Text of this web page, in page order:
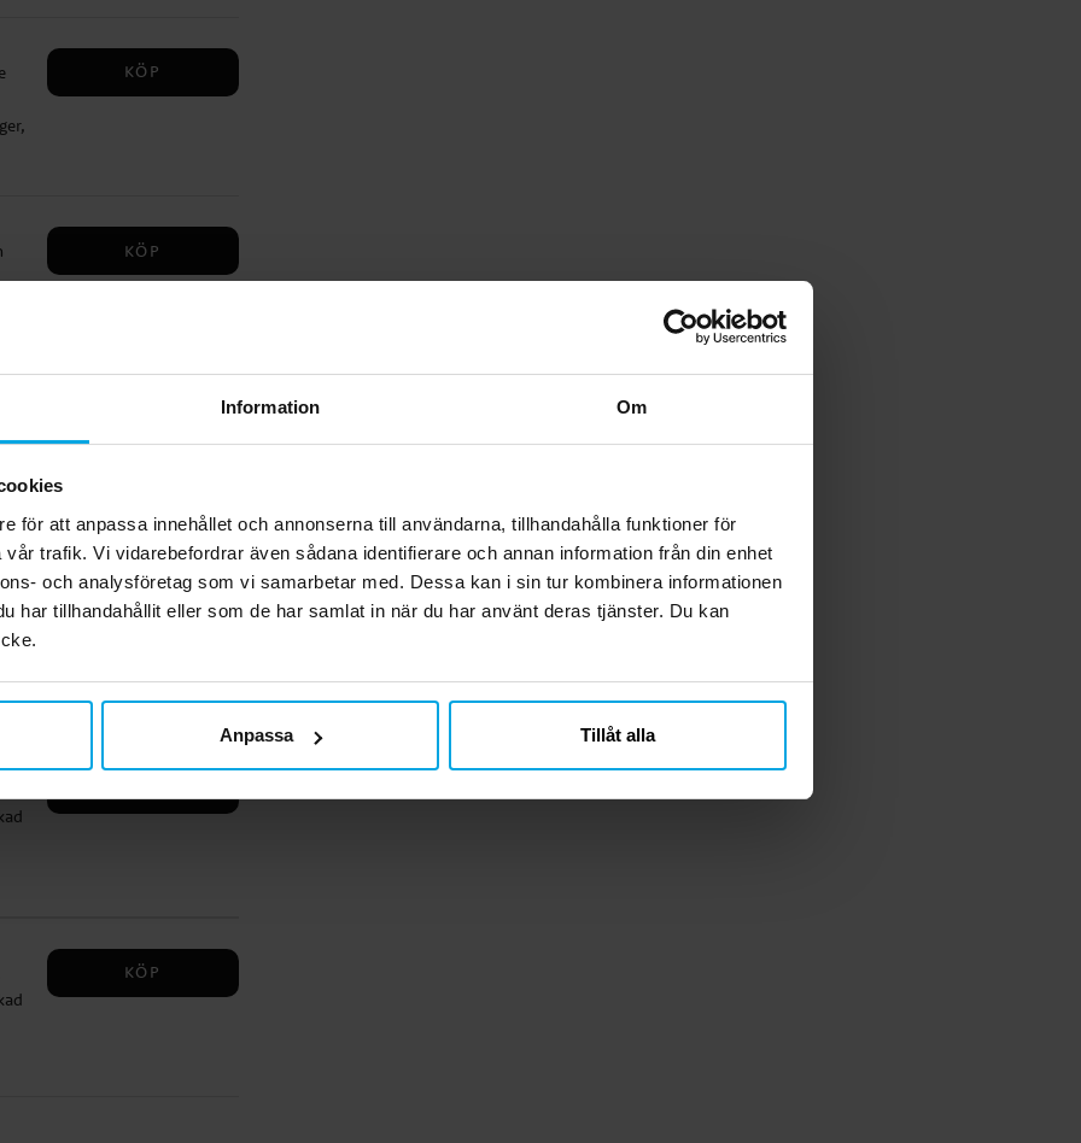
Information Om
för att anpassa innehållet och annonserna till användarna, tillhandahålla funktioner för
trafik. Vi vidarebefordrar även sådana identifierare och annan information från din enhet
och analysföretag som vi samarbetar med. Dessa kan i sin tur kombinera informationen
har tillhandahållit eller som de har samlat in när du har använt deras tjänster. Du kan
Anpassa Tillåt alla
KÖP
KÖP
KÖP
KÖP